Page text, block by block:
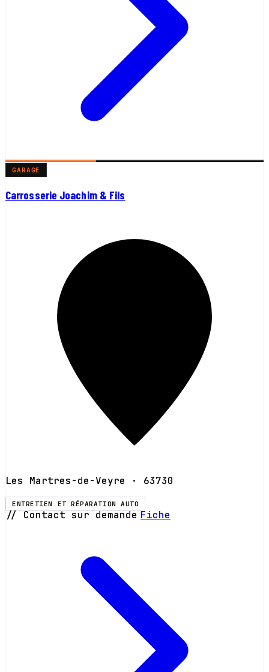
GARAGE
Carrosserie Joachim & Fils
Les Martres-de-Veyre · 63730
ENTRETIEN ET RÉPARATION AUTO
// Contact sur demande Fiche